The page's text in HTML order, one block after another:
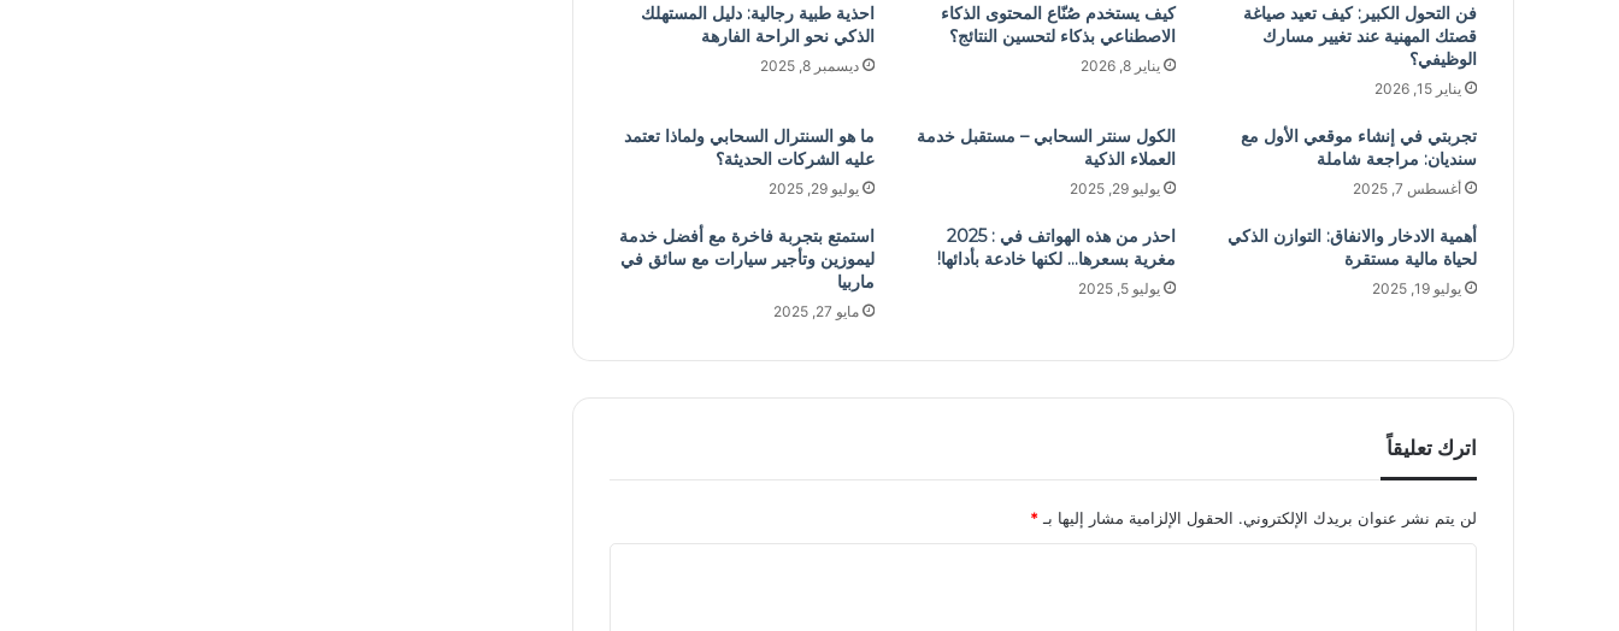
فن التحول الكبير: كيف تعيد صياغة
قصتك المهنية عند تغيير مسارك
الوظيفي؟
يناير 15, 2026
كيف يستخدم صُنّاع المحتوى الذكاء
الاصطناعي بذكاء لتحسين النتائج؟
يناير 8, 2026
احذية طبية رجالية: دليل المستهلك
الذكي نحو الراحة الفارهة
ديسمبر 8, 2025
تجربتي في إنشاء موقعي الأول مع
سنديان: مراجعة شاملة
أغسطس 7, 2025
الكول سنتر السحابي – مستقبل خدمة
العملاء الذكية
يوليو 29, 2025
ما هو السنترال السحابي ولماذا تعتمد
عليه الشركات الحديثة؟
يوليو 29, 2025
أهمية الادخار والانفاق: التوازن الذكي
لحياة مالية مستقرة
يوليو 19, 2025
احذر من هذه الهواتف في : 2025
مغرية بسعرها… لكنها خادعة بأدائها!
يوليو 5, 2025
استمتع بتجربة فاخرة مع أفضل خدمة
ليموزين وتأجير سيارات مع سائق في
ماربيا
مايو 27, 2025
اترك تعليقاً
لن يتم نشر عنوان بريدك الإلكتروني. الحقول الإلزامية مشار إليها بـ *